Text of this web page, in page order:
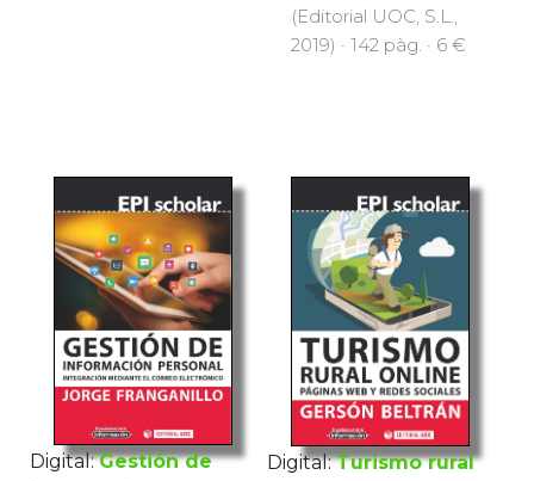
(Editorial UOC, S.L.,
2019) · 142 pàg. · 6 €
Digital: Gestión de
Digital: Turismo rural